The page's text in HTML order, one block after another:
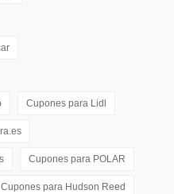
Cupones para Lidl
Cupones para POLAR
Cupones para Hudson Reed